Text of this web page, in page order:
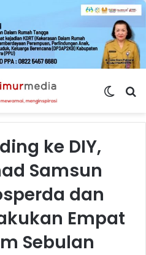
Switch
ke DIY,
Samsun
dan
Empat
Sebulan